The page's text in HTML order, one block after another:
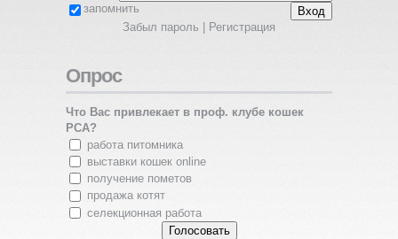
запомнить
Забыл пароль
Регистрация
Опрос
Что Вас привлекает в проф. клубе кошек
PCA?
работа питомника
выставки кошек online
получение пометов
продажа котят
селекционная работа